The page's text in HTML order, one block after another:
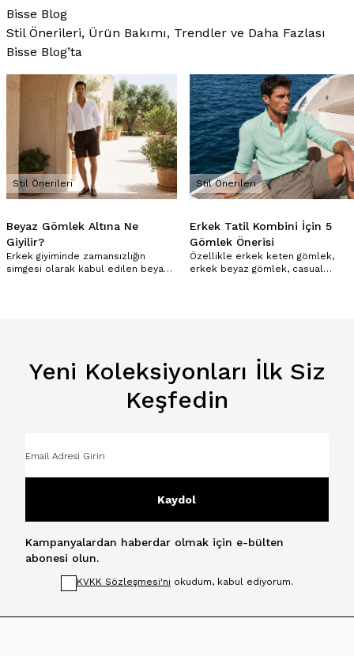
Bisse Blog
Stil Önerileri, Ürün Bakımı, Trendler ve Daha Fazlası
Bisse Blog’ta
Stil Önerileri
Beyaz Gömlek Altına Ne
Giyilir?
Erkek giyiminde zamansızlığın
simgesi olarak kabul edilen beyaz
Stil Önerileri
Erkek Tatil Kombini​ İçin 5
Gömlek Önerisi
Özellikle erkek keten gömlek,
erkek beyaz gömlek, casual
Yeni Koleksiyonları İlk Siz
Keşfedin
Kaydol
Kampanyalardan haberdar olmak için e-bülten
abonesi olun.
KVKK Sözleşmesi'ni okudum, kabul ediyorum.